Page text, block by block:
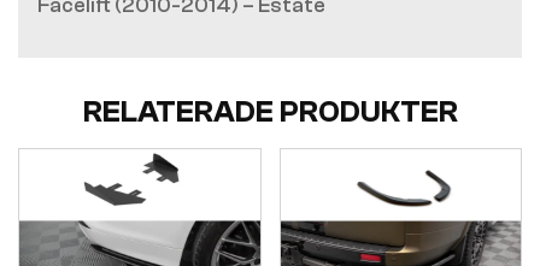
Facelift (2010-2014) – Estate
RELATERADE PRODUKTER